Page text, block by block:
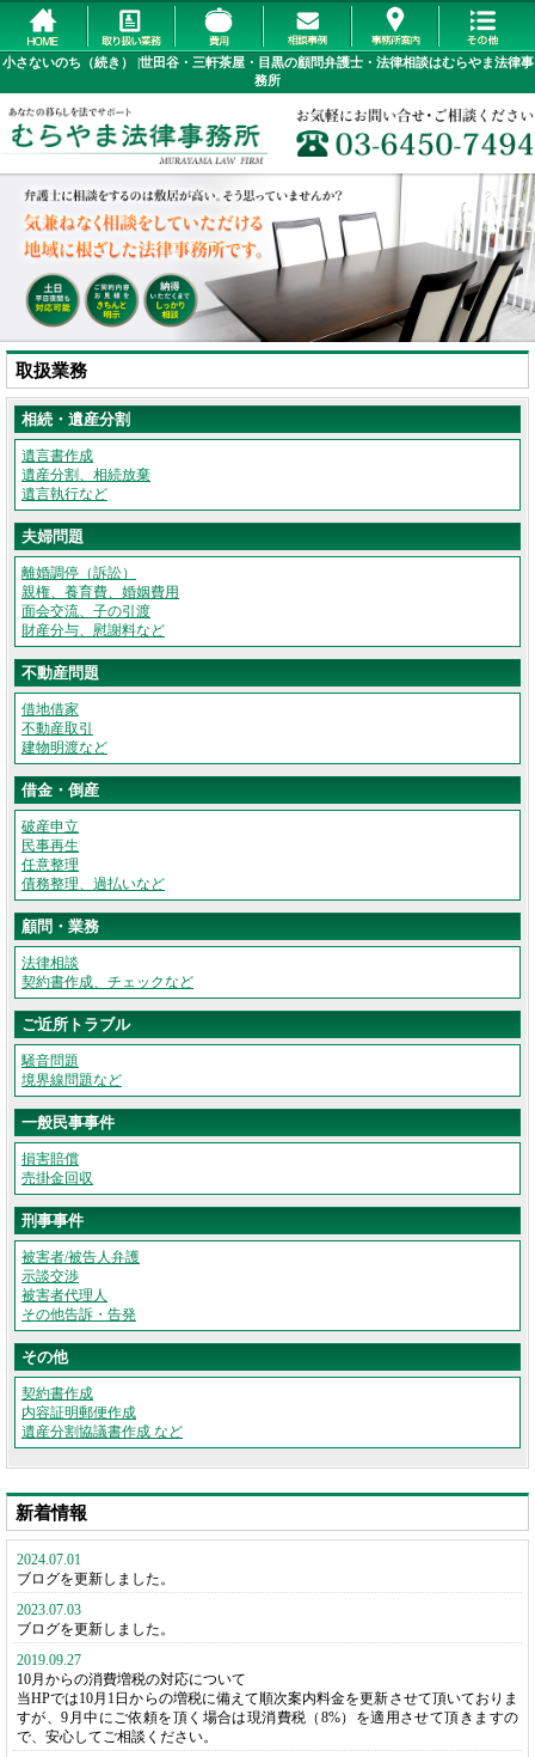
小さないのち（続き） |世田谷・三軒茶屋・目黒の顧問弁護士・法律相談はむらやま法律事
務所
取扱業務
相続・遺産分割
遺言書作成
遺産分割、相続放棄
遺言執行など
夫婦問題
離婚調停（訴訟）
親権、養育費、婚姻費用
面会交流、子の引渡
財産分与、慰謝料など
不動産問題
借地借家
不動産取引
建物明渡など
借金・倒産
破産申立
民事再生
任意整理
債務整理、過払いなど
顧問・業務
法律相談
契約書作成、チェックなど
ご近所トラブル
騒音問題
境界線問題など
一般民事事件
損害賠償
売掛金回収
刑事事件
被害者/被告人弁護
示談交渉
被害者代理人
その他告訴・告発
その他
契約書作成
内容証明郵便作成
遺産分割協議書作成 など
新着情報
2024.07.01
ブログを更新しました。
2023.07.03
ブログを更新しました。
2019.09.27
10月からの消費増税の対応について
当HPでは10月1日からの増税に備えて順次案内料金を更新させて頂いておりま
すが、9月中にご依頼を頂く場合は現消費税（8%）を適用させて頂きますの
で、安心してご相談ください。